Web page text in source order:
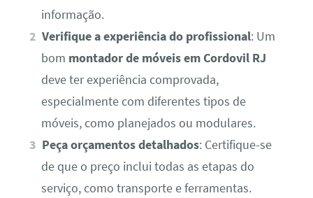
informação.
Verifique a experiência do profissional: Um
bom montador de móveis em Cordovil RJ
deve ter experiência comprovada,
especialmente com diferentes tipos de
móveis, como planejados ou modulares.
Peça orçamentos detalhados: Certifique-se
de que o preço inclui todas as etapas do
serviço, como transporte e ferramentas.